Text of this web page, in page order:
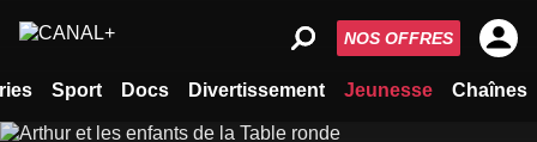
Sport Docs Divertissement Jeunesse Chaînes
NOS OFFRES